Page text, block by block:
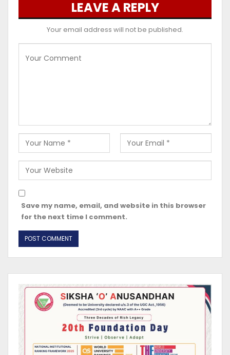
LEAVE A REPLY
Your email address will not be published.
Save my name, email, and website in this browser
for the next time I comment.